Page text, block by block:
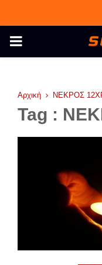
PRIMARY
Αρχική ΝΕΚΡΟΣ
Tag :